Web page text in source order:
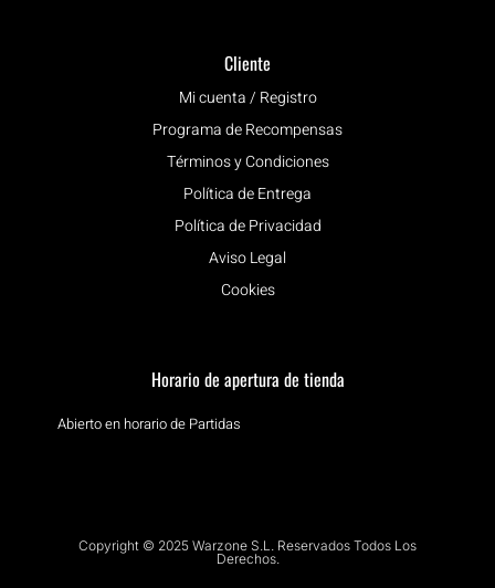
Cliente
Mi cuenta / Registro
Programa de Recompensas
Términos y Condiciones
Política de Entrega
Política de Privacidad
Aviso Legal
Cookies
Horario de apertura de tienda
Abierto en horario de Partidas
Copyright © 2025 Warzone S.L. Reservados Todos Los
Derechos.